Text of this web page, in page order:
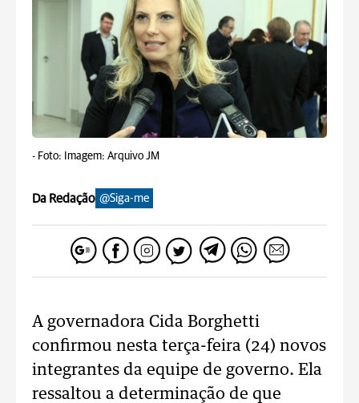
- Foto: Imagem: Arquivo JM
Da Redação @Siga-me
A governadora Cida Borghetti
confirmou nesta terça-feira (24) novos
integrantes da equipe de governo. Ela
ressaltou a determinação de que